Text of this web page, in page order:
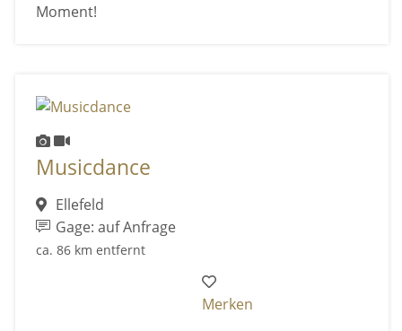
Moment!
Musicdance
Ellefeld
Gage: auf Anfrage
ca. 86 km entfernt
Merken